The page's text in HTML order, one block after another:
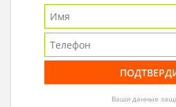
Ваши данные